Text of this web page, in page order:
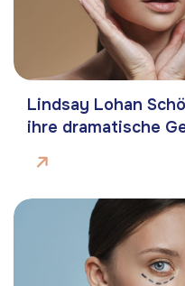
Lindsay Lohan
ihre dramatische